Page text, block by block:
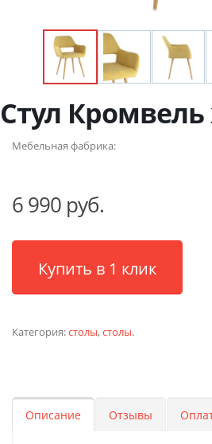
Стул
Мебельная фабрика:
6 990 руб.
Купить в 1 клик
Категория:столы,столы.
Описание Отзывы